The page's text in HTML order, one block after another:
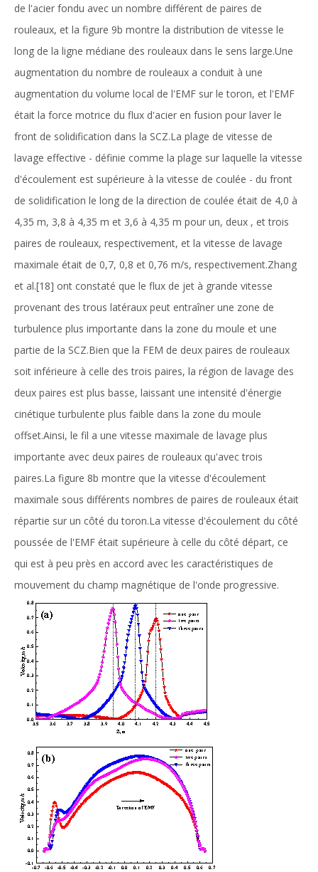
de l'acier fondu avec un nombre différent de paires de
rouleaux, et la figure 9b montre la distribution de vitesse le
long de la ligne médiane des rouleaux dans le sens large.Une
augmentation du nombre de rouleaux a conduit à une
augmentation du volume local de l'EMF sur le toron, et l'EMF
était la force motrice du flux d'acier en fusion pour laver le
front de solidification dans la SCZ.La plage de vitesse de
lavage effective - définie comme la plage sur laquelle la vitesse
d'écoulement est supérieure à la vitesse de coulée - du front
de solidification le long de la direction de coulée était de 4,0 à
4,35 m, 3,8 à 4,35 m et 3,6 à 4,35 m pour un, deux , et trois
paires de rouleaux, respectivement, et la vitesse de lavage
maximale était de 0,7, 0,8 et 0,76 m/s, respectivement.Zhang
et al.[18] ont constaté que le flux de jet à grande vitesse
provenant des trous latéraux peut entraîner une zone de
turbulence plus importante dans la zone du moule et une
partie de la SCZ.Bien que la FEM de deux paires de rouleaux
soit inférieure à celle des trois paires, la région de lavage des
deux paires est plus basse, laissant une intensité d'énergie
cinétique turbulente plus faible dans la zone du moule
offset.Ainsi, le fil a une vitesse maximale de lavage plus
importante avec deux paires de rouleaux qu'avec trois
paires.La figure 8b montre que la vitesse d'écoulement
maximale sous différents nombres de paires de rouleaux était
répartie sur un côté du toron.La vitesse d'écoulement du côté
poussée de l'EMF était supérieure à celle du côté départ, ce
qui est à peu près en accord avec les caractéristiques de
mouvement du champ magnétique de l'onde progressive.